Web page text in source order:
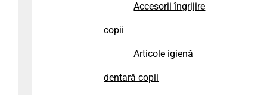
Accesorii îngrijire
copii
Articole igienă
dentară copii